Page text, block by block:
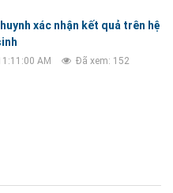
xác nhận kết quả trên hệ
AM
Đã xem: 152